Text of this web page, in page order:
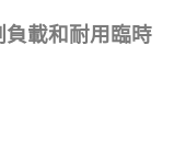
載和耐用臨時